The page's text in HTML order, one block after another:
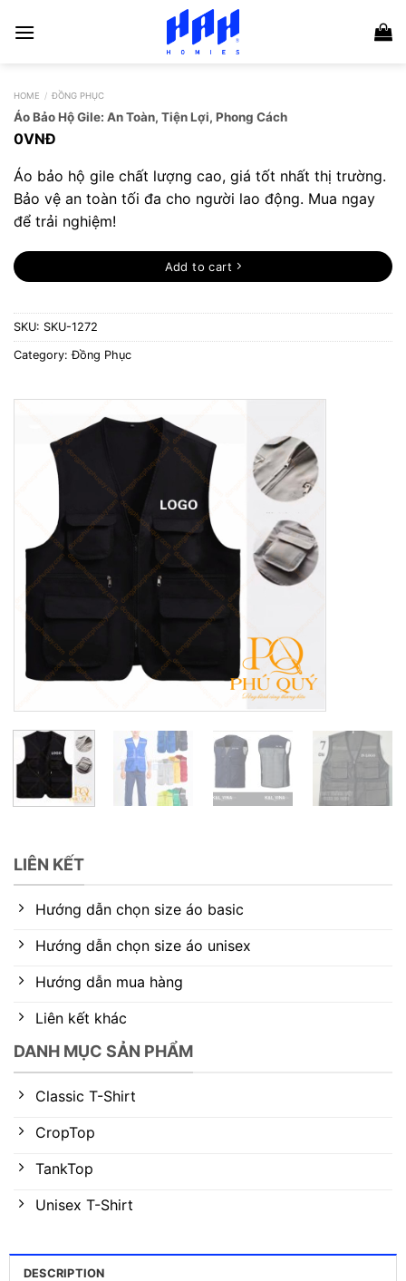
HOME / ĐỒNG PHỤC
Áo Bảo Hộ Gile: An Toàn, Tiện Lợi, Phong Cách
0VNĐ
Áo bảo hộ gile chất lượng cao, giá tốt nhất thị trường.
Bảo vệ an toàn tối đa cho người lao động. Mua ngay
để trải nghiệm!
Add to cart
SKU: SKU-1272
Category:Đồng Phục
LIÊN KẾT
Hướng dẫn chọn size áo basic
Hướng dẫn chọn size áo unisex
Hướng dẫn mua hàng
Liên kết khác
DANH MỤC SẢN PHẨM
Classic T-Shirt
CropTop
TankTop
Unisex T-Shirt
DESCRIPTION